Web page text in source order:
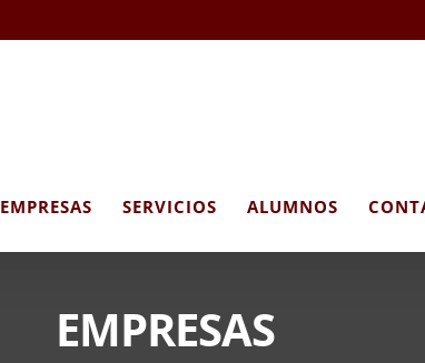
EMPRESAS SERVICIOS ALUMNOS
EMPRESAS